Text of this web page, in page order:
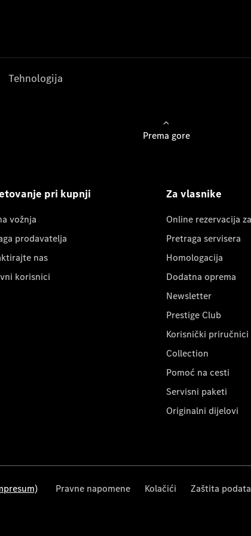
Tehnologija
Prema gore
pri kupnji
vožnja
prodavatelja
nas
korisnici
Za vlasnike
Online rezervacija
Pretraga servisera
Homologacija
Dodatna oprema
Newsletter
Prestige Club
Korisnički priručnici
Collection
Pomoć na cesti
Servisni paketi
Originalni dijelovi
Pravne napomene Kolačići Zaštita